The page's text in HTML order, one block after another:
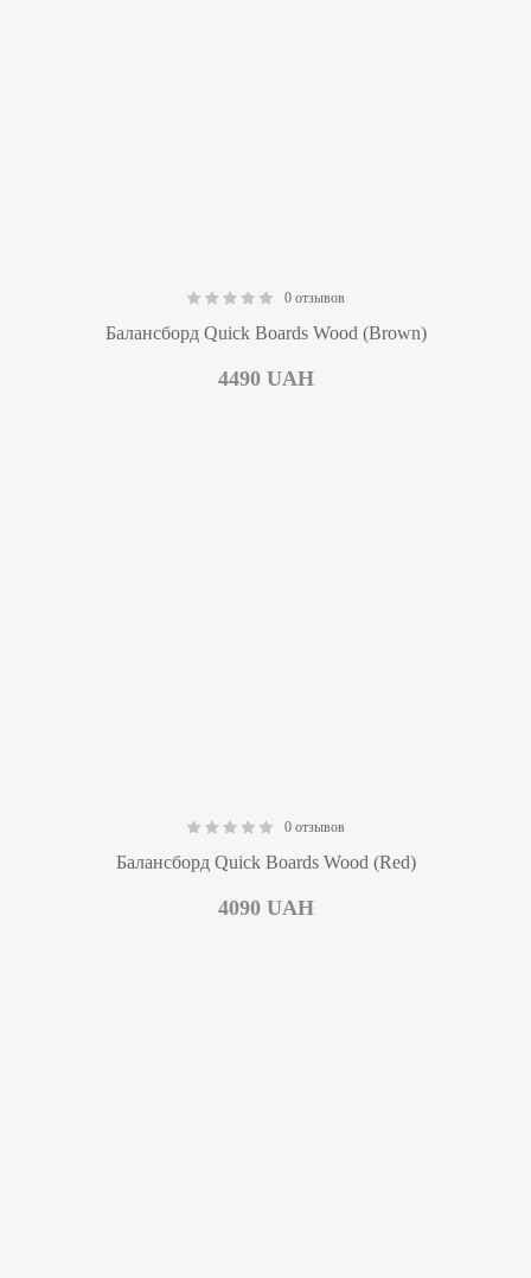
0 отзывов
Балансборд Quick Boards Wood (Brown)
4490 UAH
0 отзывов
Балансборд Quick Boards Wood (Red)
4090 UAH